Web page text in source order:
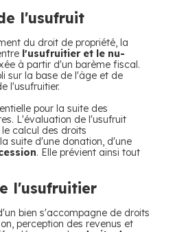
l'usufruit
du droit de propriété, la
l'usufruitier et le nu-
à partir d'un barème fiscal.
sur la base de l'âge et de
l'usufruitier.
pour la suite des
L'évaluation de l'usufruit
calcul des droits
suite d'une donation, d'une
. Elle prévient ainsi tout
l'usufruitier
bien s'accompagne de droits
perception des revenus et